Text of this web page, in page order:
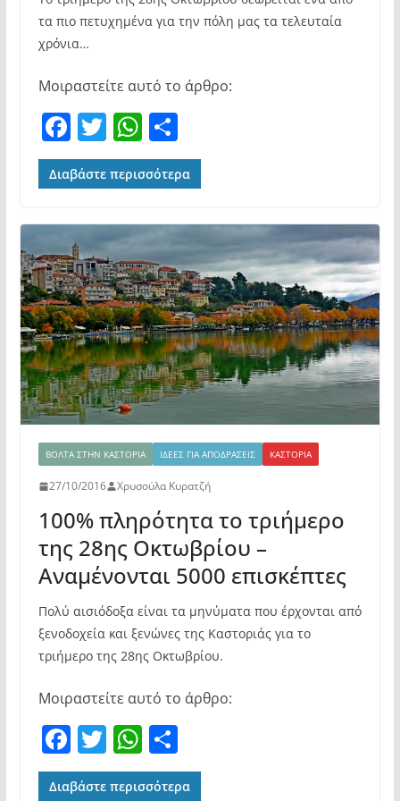
τα πιο πετυχημένα για την πόλη μας τα τελευταία
χρόνια…
Μοιραστείτε αυτό το άρθρο:
F
a
c
b
o
o
k
T
w
itt
W
h
at
A
p
p
Μ
οι
ρ
σ
τε
ίτ
ε
Διαβάστε περισσότερα
ΒΌΛΤΑ ΣΤΗΝ ΚΑΣΤΟΡΙΆ ΙΔΈΕΣ ΓΙΑ ΑΠΟΔΡΆΣΕΙΣ ΚΑΣΤΟΡΙΆ
27/10/2016 Χρυσούλα Κυρατζή
100% πληρότητα το τριήμερο
της 28ης Οκτωβρίου –
Αναμένονται 5000 επισκέπτες
Πολύ αισιόδοξα είναι τα μηνύματα που έρχονται από
ξενοδοχεία και ξενώνες της Καστοριάς για το
τριήμερο της 28ης Οκτωβρίου.
Μοιραστείτε αυτό το άρθρο:
F
a
T
w
W
h
Μ
οι
Διαβάστε περισσότερα